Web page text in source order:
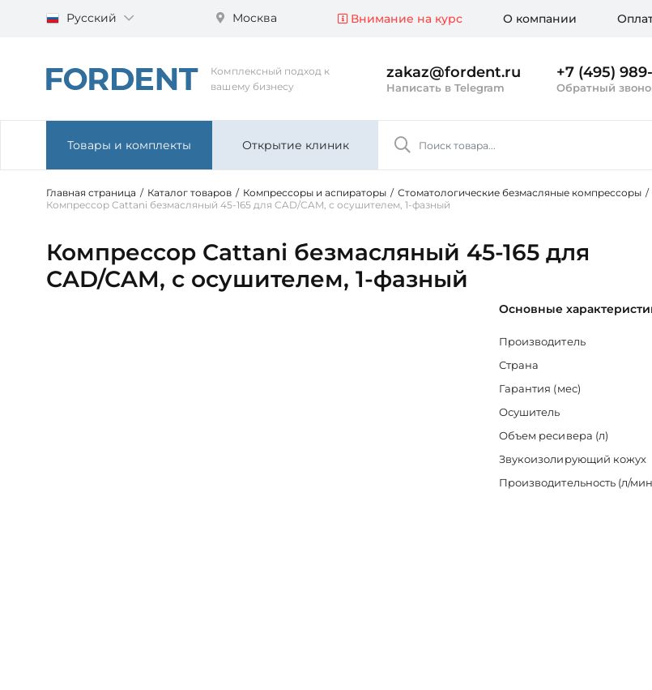
Русский Москва Внимание на курс О компании
Комплексный подход к
вашему бизнесу
zakaz@fordent.ru
Написать в Telegram
+7 (495)
Обратный
Товары и комплекты Открытие клиник
Главная страница / Каталог товаров / Компрессоры и аспираторы / Стоматологические безмасляные компрессоры /
Компрессор Cattani безмасляный 45-165 для CAD/CAM, с осушителем, 1-фазный
Компрессор Cattani безмасляный 45-165 для
CAD/CAM, с осушителем, 1-фазный
Основные
Производитель
Страна
Гарантия (мес)
Осушитель
Объем ресивера (л)
Звукоизолирующий кожух
Производительность (л/